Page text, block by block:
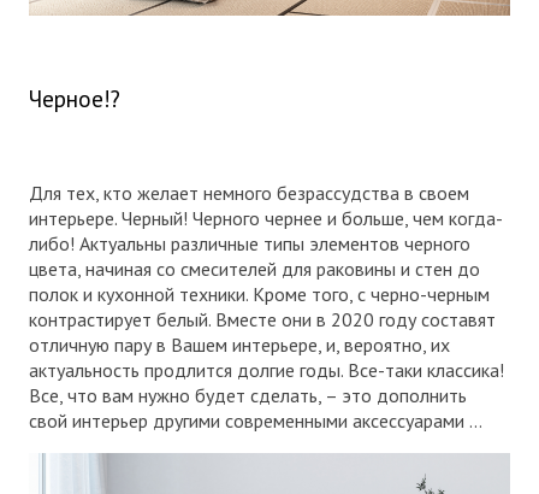
Черное!?
Для тех, кто желает немного безрассудства в своем
интерьере. Черный! Черного чернее и больше, чем когда-
либо! Актуальны различные типы элементов черного
цвета, начиная со смесителей для раковины и стен до
полок и кухонной техники. Кроме того, с черно-черным
контрастирует белый. Вместе они в 2020 году составят
отличную пару в Вашем интерьере, и, вероятно, их
актуальность продлится долгие годы. Все-таки классика!
Все, что вам нужно будет сделать, – это дополнить
свой интерьер другими современными аксессуарами ...